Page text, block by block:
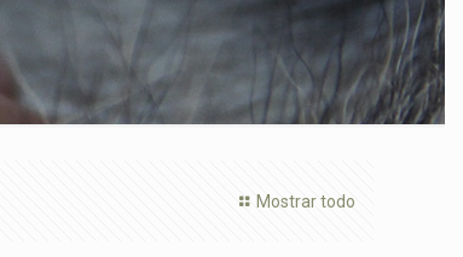
Mostrar todo